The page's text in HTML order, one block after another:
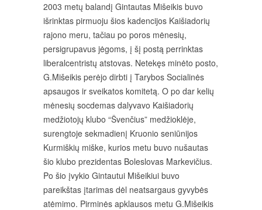
2003 metų balandį Gintautas Mišeikis buvo
išrinktas pirmuoju šios kadencijos Kaišiadorių
rajono meru, tačiau po poros mėnesių,
persigrupavus jėgoms, į šį postą perrinktas
liberalcentristų atstovas. Netekęs minėto posto,
G.Mišeikis perėjo dirbti į Tarybos Socialinės
apsaugos ir sveikatos komitetą. O po dar kelių
mėnesių socdemas dalyvavo Kaišiadorių
medžiotojų klubo “Švenčius” medžioklėje,
surengtoje sekmadienį Kruonio seniūnijos
Kurmiškių miške, kurios metu buvo nušautas
šio klubo prezidentas Boleslovas Markevičius.
Po šio įvykio Gintautui Mišeikiui buvo
pareikštas įtarimas dėl neatsargaus gyvybės
atėmimo. Pirminės apklausos metu G.Mišeikis